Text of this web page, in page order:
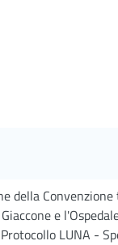
della
e
LUNA -